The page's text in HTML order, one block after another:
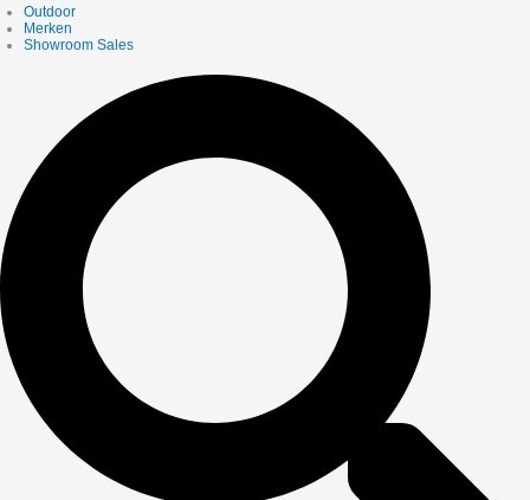
Outdoor
Merken
Showroom Sales